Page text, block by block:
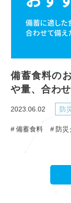
備蓄食料の
や量、合わ
2023.06.02 防
備蓄食料 防災